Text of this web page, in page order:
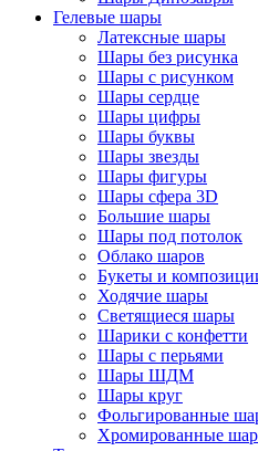
Гелевые шары
Латексные шары
Шары без рисунка
Шары с рисунком
Шары сердце
Шары цифры
Шары буквы
Шары звезды
Шары фигуры
Шары сфера 3D
Большие шары
Шары под потолок
Облако шаров
Букеты и
Ходячие шары
Светящиеся шары
Шарики с конфетти
Шары с перьями
Шары ШДМ
Шары круг
Фольгированные
Хромированные